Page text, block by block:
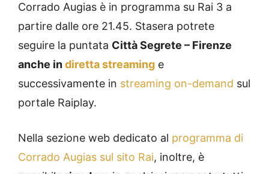
Corrado Augias è in programma su Rai 3 a
partire dalle ore 21.45. Stasera potrete
seguire la puntata Città Segrete – Firenze
anche indiretta streaming e
successivamente in streaming on-demand sul
portale Raiplay.
Nella sezione web dedicato al programma di
Corrado Augias sul sito Rai, inoltre, è